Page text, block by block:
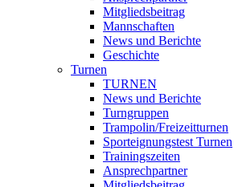
Mitgliedsbeitrag
Mannschaften
News und Berichte
Geschichte
Turnen
TURNEN
News und Berichte
Turngruppen
Trampolin/Freizeitturnen
Sporteignungstest Turnen
Trainingszeiten
Ansprechpartner